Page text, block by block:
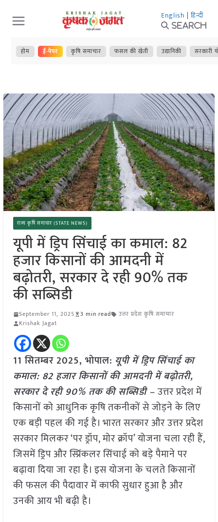
Skip
to
content
English | हिन्दी
Search
होम ई-पेपर कृषि समाचार फसल की खेती उद्यानिकी सरकारी
राज्य कृषि समाचार (STATE NEWS)
यूपी में ड्रिप सिंचाई का कमाल: 82
हजार किसानों की आमदनी में
बढ़ोतरी, सरकार दे रही 90% तक
की सब्सिडी
September 11, 2025 3 min read
उत्तर प्रदेश कृषि समाचार
Krishak Jagat
11 सितम्बर 2025, भोपाल: यूपी में ड्रिप सिंचाई का
कमाल: 82 हजार किसानों की आमदनी में बढ़ोतरी,
सरकार दे रही 90% तक की सब्सिडी –उत्तर प्रदेश में
किसानों को आधुनिक कृषि तकनीकों से जोड़ने के लिए
एक बड़ी पहल की गई है। भारत सरकार और उत्तर प्रदेश
सरकार मिलकर ‘पर ड्रॉप, मोर क्रॉप’ योजना चला रही हैं,
जिसमें ड्रिप और स्प्रिंकलर सिंचाई को बड़े पैमाने पर
बढ़ावा दिया जा रहा है। इस योजना के चलते किसानों
की फसल की पैदावार में काफी सुधार हुआ है और
उनकी आय भी बढ़ी है।